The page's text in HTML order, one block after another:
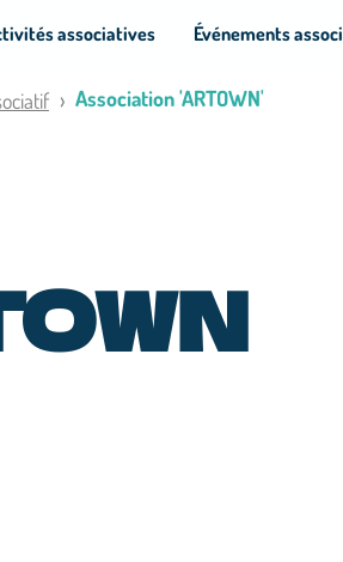
associatives Événements
Association 'ARTOWN'